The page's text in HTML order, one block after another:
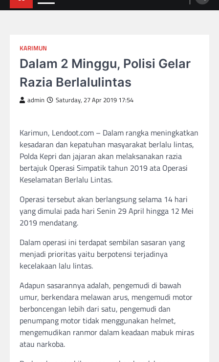
KARIMUN
Dalam 2 Minggu, Polisi Gelar
Razia Berlalulintas
admin Saturday, 27 Apr 2019 17:54
Karimun, Lendoot.com – Dalam rangka meningkatkan
kesadaran dan kepatuhan masyarakat berlalu lintas,
Polda Kepri dan jajaran akan melaksanakan razia
bertajuk Operasi Simpatik tahun 2019 ata Operasi
Keselamatan Berlalu Lintas.
Operasi tersebut akan berlangsung selama 14 hari
yang dimulai pada hari Senin 29 April hingga 12 Mei
2019 mendatang.
Dalam operasi ini terdapat sembilan sasaran yang
menjadi prioritas yaitu berpotensi terjadinya
kecelakaan lalu lintas.
Adapun sasarannya adalah, pengemudi di bawah
umur, berkendara melawan arus, mengemudi motor
berboncengan lebih dari satu, pengemudi dan
penumpang motor tidak menggunakan helmet,
mengemudikan ranmor dalam keadaan mabuk miras
atau narkoba.